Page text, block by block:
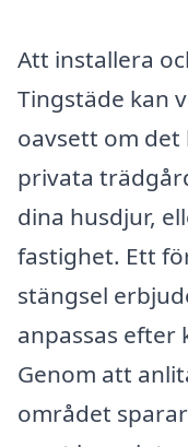
Att installera
Tingstäde kan
oavsett om
privata
dina husdjur,
fastighet. Ett
stängsel
anpassas efter
Genom att
området